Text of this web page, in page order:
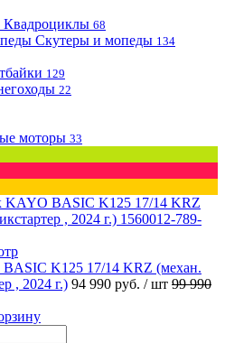
Квадроциклы 68
Скутеры и мопеды 134
129
22
моторы 33
K125 17/14 KRZ (механ.
, 2024 г.) 94 990 руб. / шт 99 990